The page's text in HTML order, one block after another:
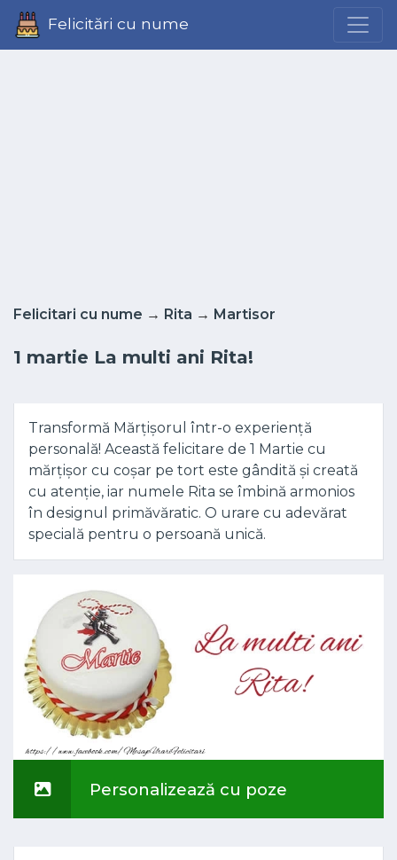
Felicitări cu nume
Felicitari cu nume → Rita → Martisor
1 martie La multi ani Rita!
Transformă Mărțișorul într-o experiență
personală! Această felicitare de 1 Martie cu
mărțișor cu coșar pe tort este gândită și creată
cu atenție, iar numele Rita se îmbină armonios
în designul primăvăratic. O urare cu adevărat
specială pentru o persoană unică.
Personalizează cu poze